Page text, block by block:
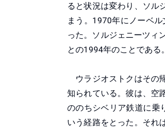
ると状況は変わり、ソル
まう。1970年にノーベ
った。ソルジェニーツィ
との1994年のことである
ウラジオストクはその
知られている。彼は、空
ののちシベリア鉄道に乗
いう経路をとった。それ